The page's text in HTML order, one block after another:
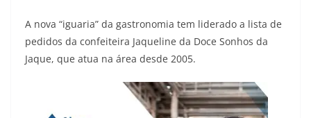
A nova “iguaria” da gastronomia tem liderado a lista de
pedidos da confeiteira Jaqueline da Doce Sonhos da
Jaque, que atua na área desde 2005.